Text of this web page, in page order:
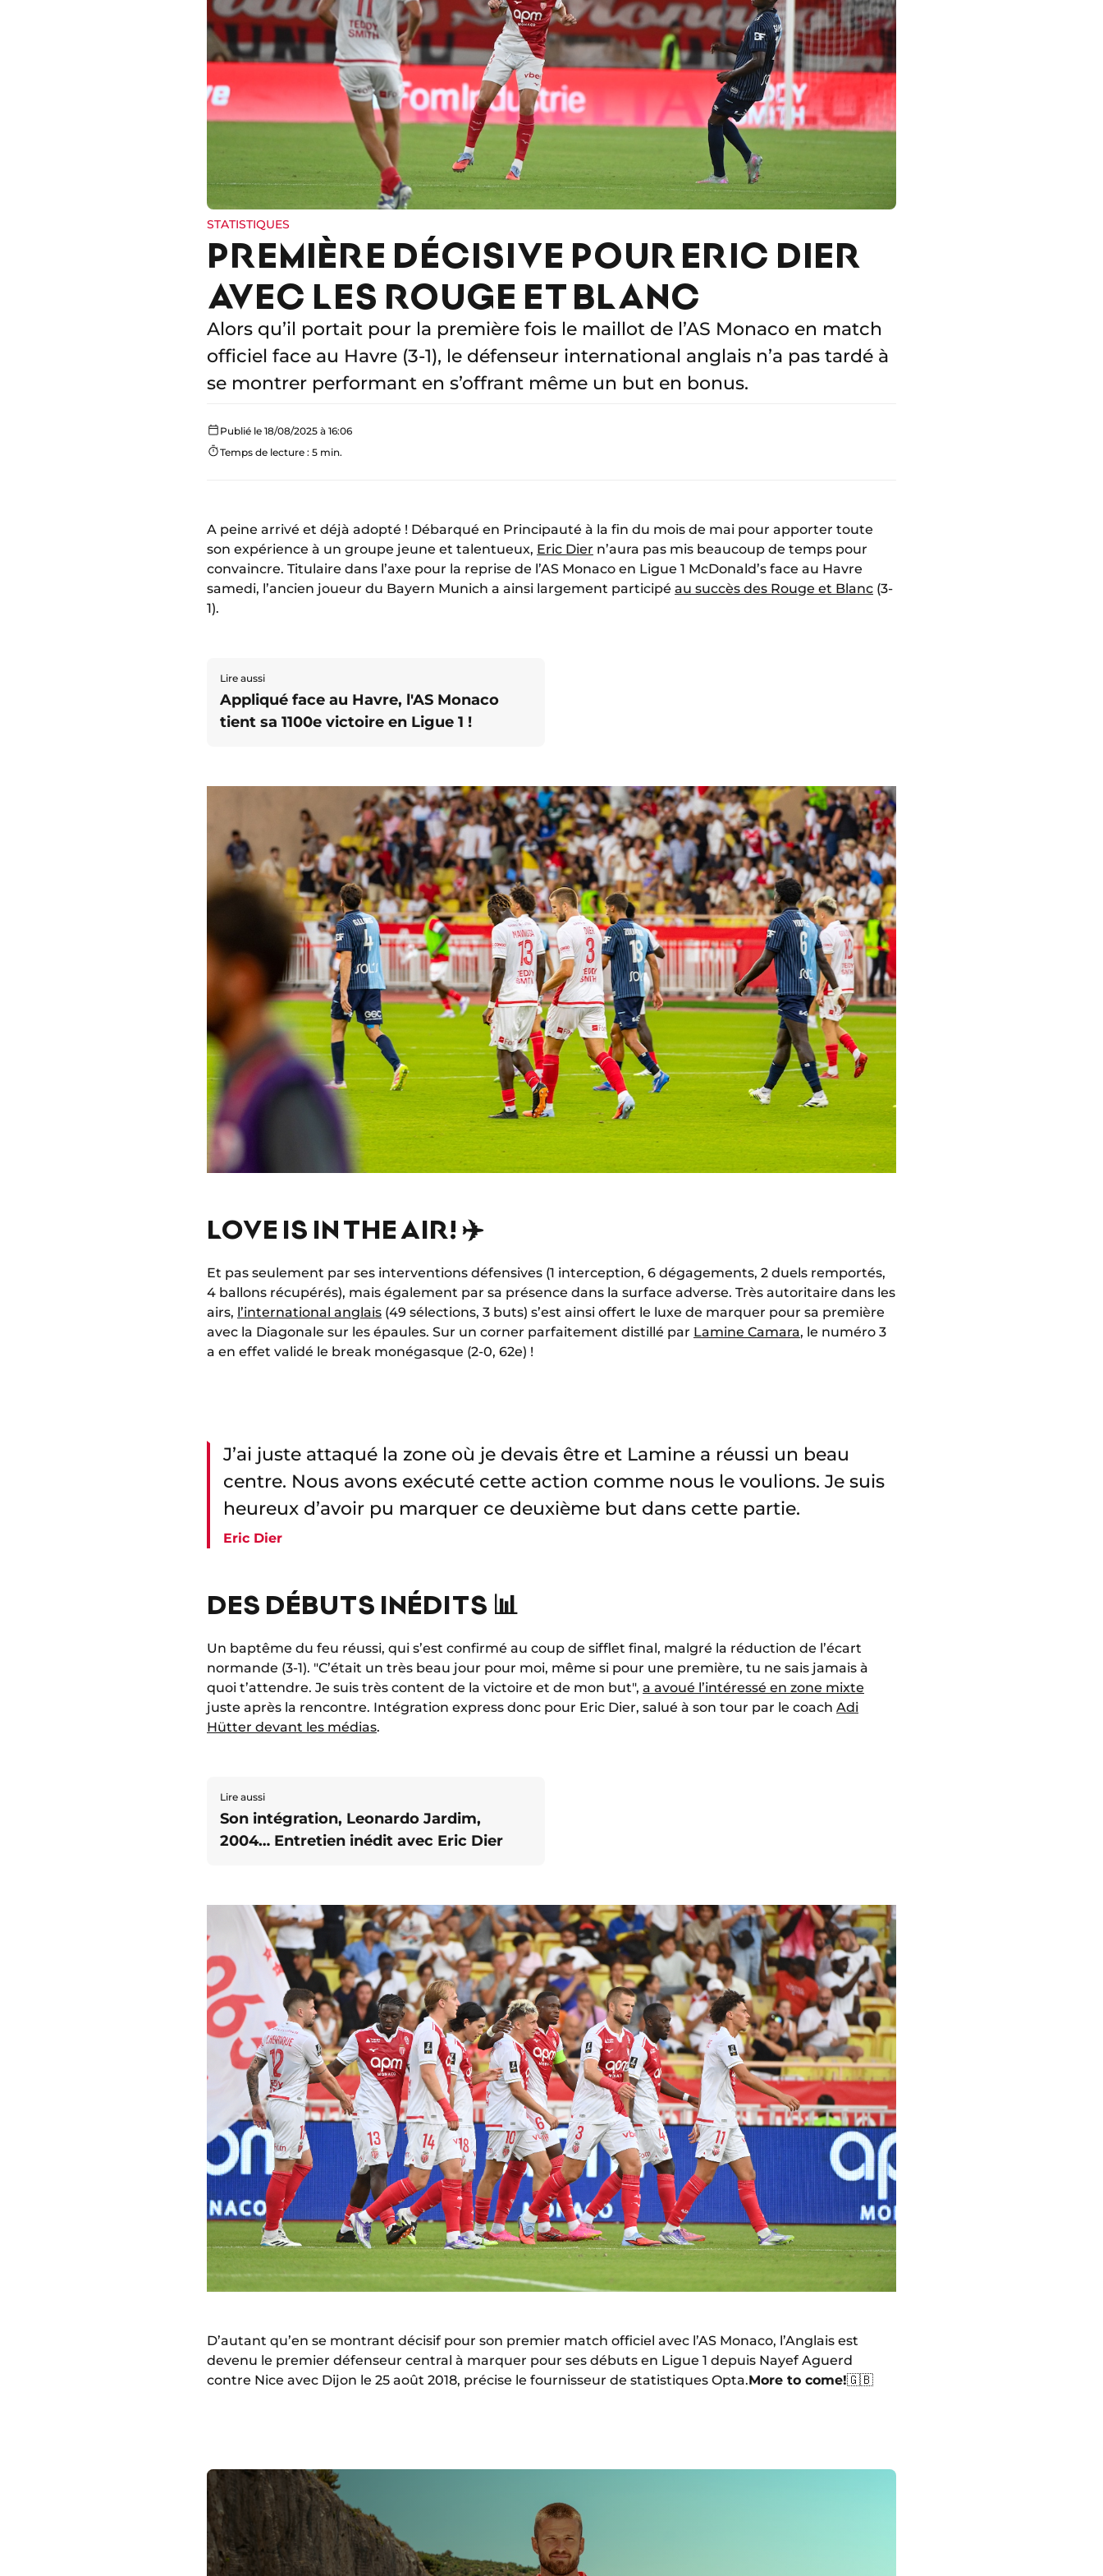
STATISTIQUES
PREMIÈRE DÉCISIVE POUR ERIC DIER
AVEC LES ROUGE ET BLANC
Alors qu’il portait pour la première fois le maillot de l’AS Monaco en match
officiel face au Havre (3-1), le défenseur international anglais n’a pas tardé à
se montrer performant en s’offrant même un but en bonus.
Publié le 18/08/2025 à 16:06
Temps de lecture : 5 min.
A peine arrivé et déjà adopté ! Débarqué en Principauté à la fin du mois de mai pour apporter toute
son expérience à un groupe jeune et talentueux, Eric Dier n’aura pas mis beaucoup de temps pour
convaincre. Titulaire dans l’axe pour la reprise de l’AS Monaco en Ligue 1 McDonald’s face au Havre
samedi, l’ancien joueur du Bayern Munich a ainsi largement participé au succès des Rouge et Blanc (3-
1).
Lire aussi
Appliqué face au Havre, l'AS Monaco
tient sa 1100e victoire en Ligue 1 !
LOVE IS IN THE AIR! ✈️
Et pas seulement par ses interventions défensives (1 interception, 6 dégagements, 2 duels remportés,
4 ballons récupérés), mais également par sa présence dans la surface adverse. Très autoritaire dans les
airs, l’international anglais (49 sélections, 3 buts) s’est ainsi offert le luxe de marquer pour sa première
avec la Diagonale sur les épaules. Sur un corner parfaitement distillé par Lamine Camara, le numéro 3
a en effet validé le break monégasque (2-0, 62e) !
J’ai juste attaqué la zone où je devais être et Lamine a réussi un beau
centre. Nous avons exécuté cette action comme nous le voulions. Je suis
heureux d’avoir pu marquer ce deuxième but dans cette partie.
Eric Dier
DES DÉBUTS INÉDITS 📊
Un baptême du feu réussi, qui s’est confirmé au coup de sifflet final, malgré la réduction de l’écart
normande (3-1). "C’était un très beau jour pour moi, même si pour une première, tu ne sais jamais à
quoi t’attendre. Je suis très content de la victoire et de mon but", a avoué l’intéressé en zone mixte
juste après la rencontre. Intégration express donc pour Eric Dier, salué à son tour par le coach Adi
Hütter devant les médias.
Lire aussi
Son intégration, Leonardo Jardim,
2004… Entretien inédit avec Eric Dier
D’autant qu’en se montrant décisif pour son premier match officiel avec l’AS Monaco, l’Anglais est
devenu le premier défenseur central à marquer pour ses débuts en Ligue 1 depuis Nayef Aguerd
contre Nice avec Dijon le 25 août 2018, précise le fournisseur de statistiques Opta.More to come!🇬🇧